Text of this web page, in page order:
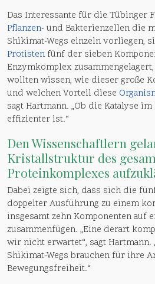
Das Interessante für die Tübinger
Pflanzen- und Bakterienzellen die
Shikimat-Wegs einzeln vorliegen,
Protisten fünf der sieben
Enzymkomplex zusammengelagert,
wollten wissen, wie dieser große
und welchen Vorteil diese
sagt Hartmann. „Ob die Katalyse
effizienter ist.“
Den Wissenschaftlern
Kristallstruktur des
Proteinkomplexes
Dabei zeigte sich, dass sich die
doppelter Ausführung zu einem
insgesamt zehn Komponenten auf
zusammenfügen. „Eine derart
wir nicht erwartet“, sagt Hartmann.
Shikimat-Wegs brauchen für ihre
Bewegungsfreiheit.“